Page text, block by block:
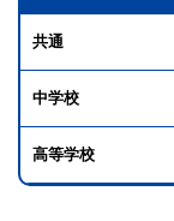
共通
中学校
高等学校